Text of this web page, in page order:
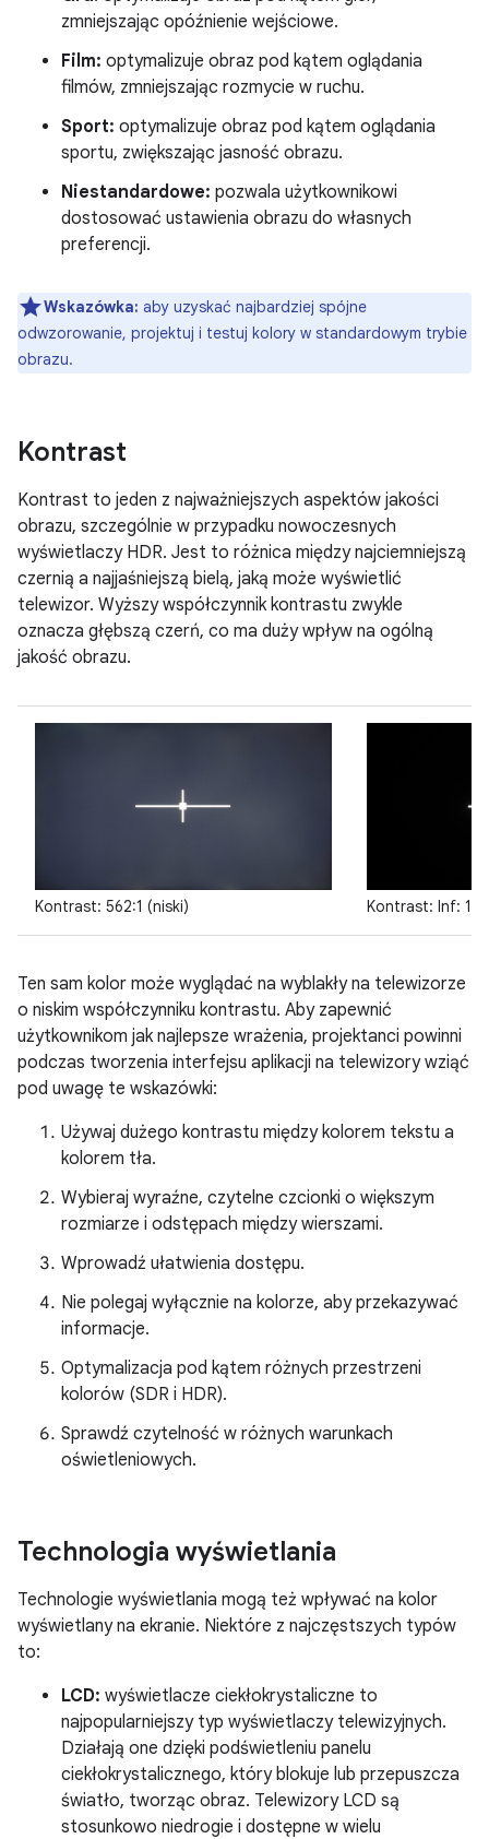
zmniejszając opóźnienie wejściowe.
Film: optymalizuje obraz pod kątem oglądania
filmów, zmniejszając rozmycie w ruchu.
Sport: optymalizuje obraz pod kątem oglądania
sportu, zwiększając jasność obrazu.
Niestandardowe: pozwala użytkownikowi
dostosować ustawienia obrazu do własnych
preferencji.
Wskazówka: aby uzyskać najbardziej spójne
odwzorowanie, projektuj i testuj kolory w standardowym trybie
obrazu.
Kontrast
Kontrast to jeden z najważniejszych aspektów jakości
obrazu, szczególnie w przypadku nowoczesnych
wyświetlaczy HDR. Jest to różnica między najciemniejszą
czernią a najjaśniejszą bielą, jaką może wyświetlić
telewizor. Wyższy współczynnik kontrastu zwykle
oznacza głębszą czerń, co ma duży wpływ na ogólną
jakość obrazu.
Kontrast: 562:1 (niski) Kontrast: Inf: 1
Ten sam kolor może wyglądać na wyblakły na telewizorze
o niskim współczynniku kontrastu. Aby zapewnić
użytkownikom jak najlepsze wrażenia, projektanci powinni
podczas tworzenia interfejsu aplikacji na telewizory wziąć
pod uwagę te wskazówki:
Używaj dużego kontrastu między kolorem tekstu a
kolorem tła.
Wybieraj wyraźne, czytelne czcionki o większym
rozmiarze i odstępach między wierszami.
Wprowadź ułatwienia dostępu.
Nie polegaj wyłącznie na kolorze, aby przekazywać
informacje.
Optymalizacja pod kątem różnych przestrzeni
kolorów (SDR i HDR).
Sprawdź czytelność w różnych warunkach
oświetleniowych.
Technologia wyświetlania
Technologie wyświetlania mogą też wpływać na kolor
wyświetlany na ekranie. Niektóre z najczęstszych typów
to:
LCD: wyświetlacze ciekłokrystaliczne to
najpopularniejszy typ wyświetlaczy telewizyjnych.
Działają one dzięki podświetleniu panelu
ciekłokrystalicznego, który blokuje lub przepuszcza
światło, tworząc obraz. Telewizory LCD są
stosunkowo niedrogie i dostępne w wielu